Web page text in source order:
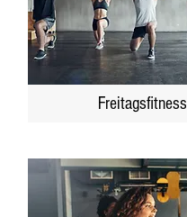
Freitagsfitness